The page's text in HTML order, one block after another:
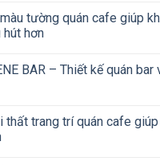
tường quán cafe giúp
hút hơn
BAR – Thiết kế quán
thất trang trí quán cafe